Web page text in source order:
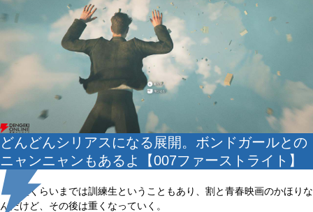
どんどんシリアスになる展開。ボンドガールとの
ニャンニャンもあるよ【007ファーストライト】
中盤くらいまでは訓練生ということもあり、割と青春映画のかほりな
んだけど、その後は重くなっていく。